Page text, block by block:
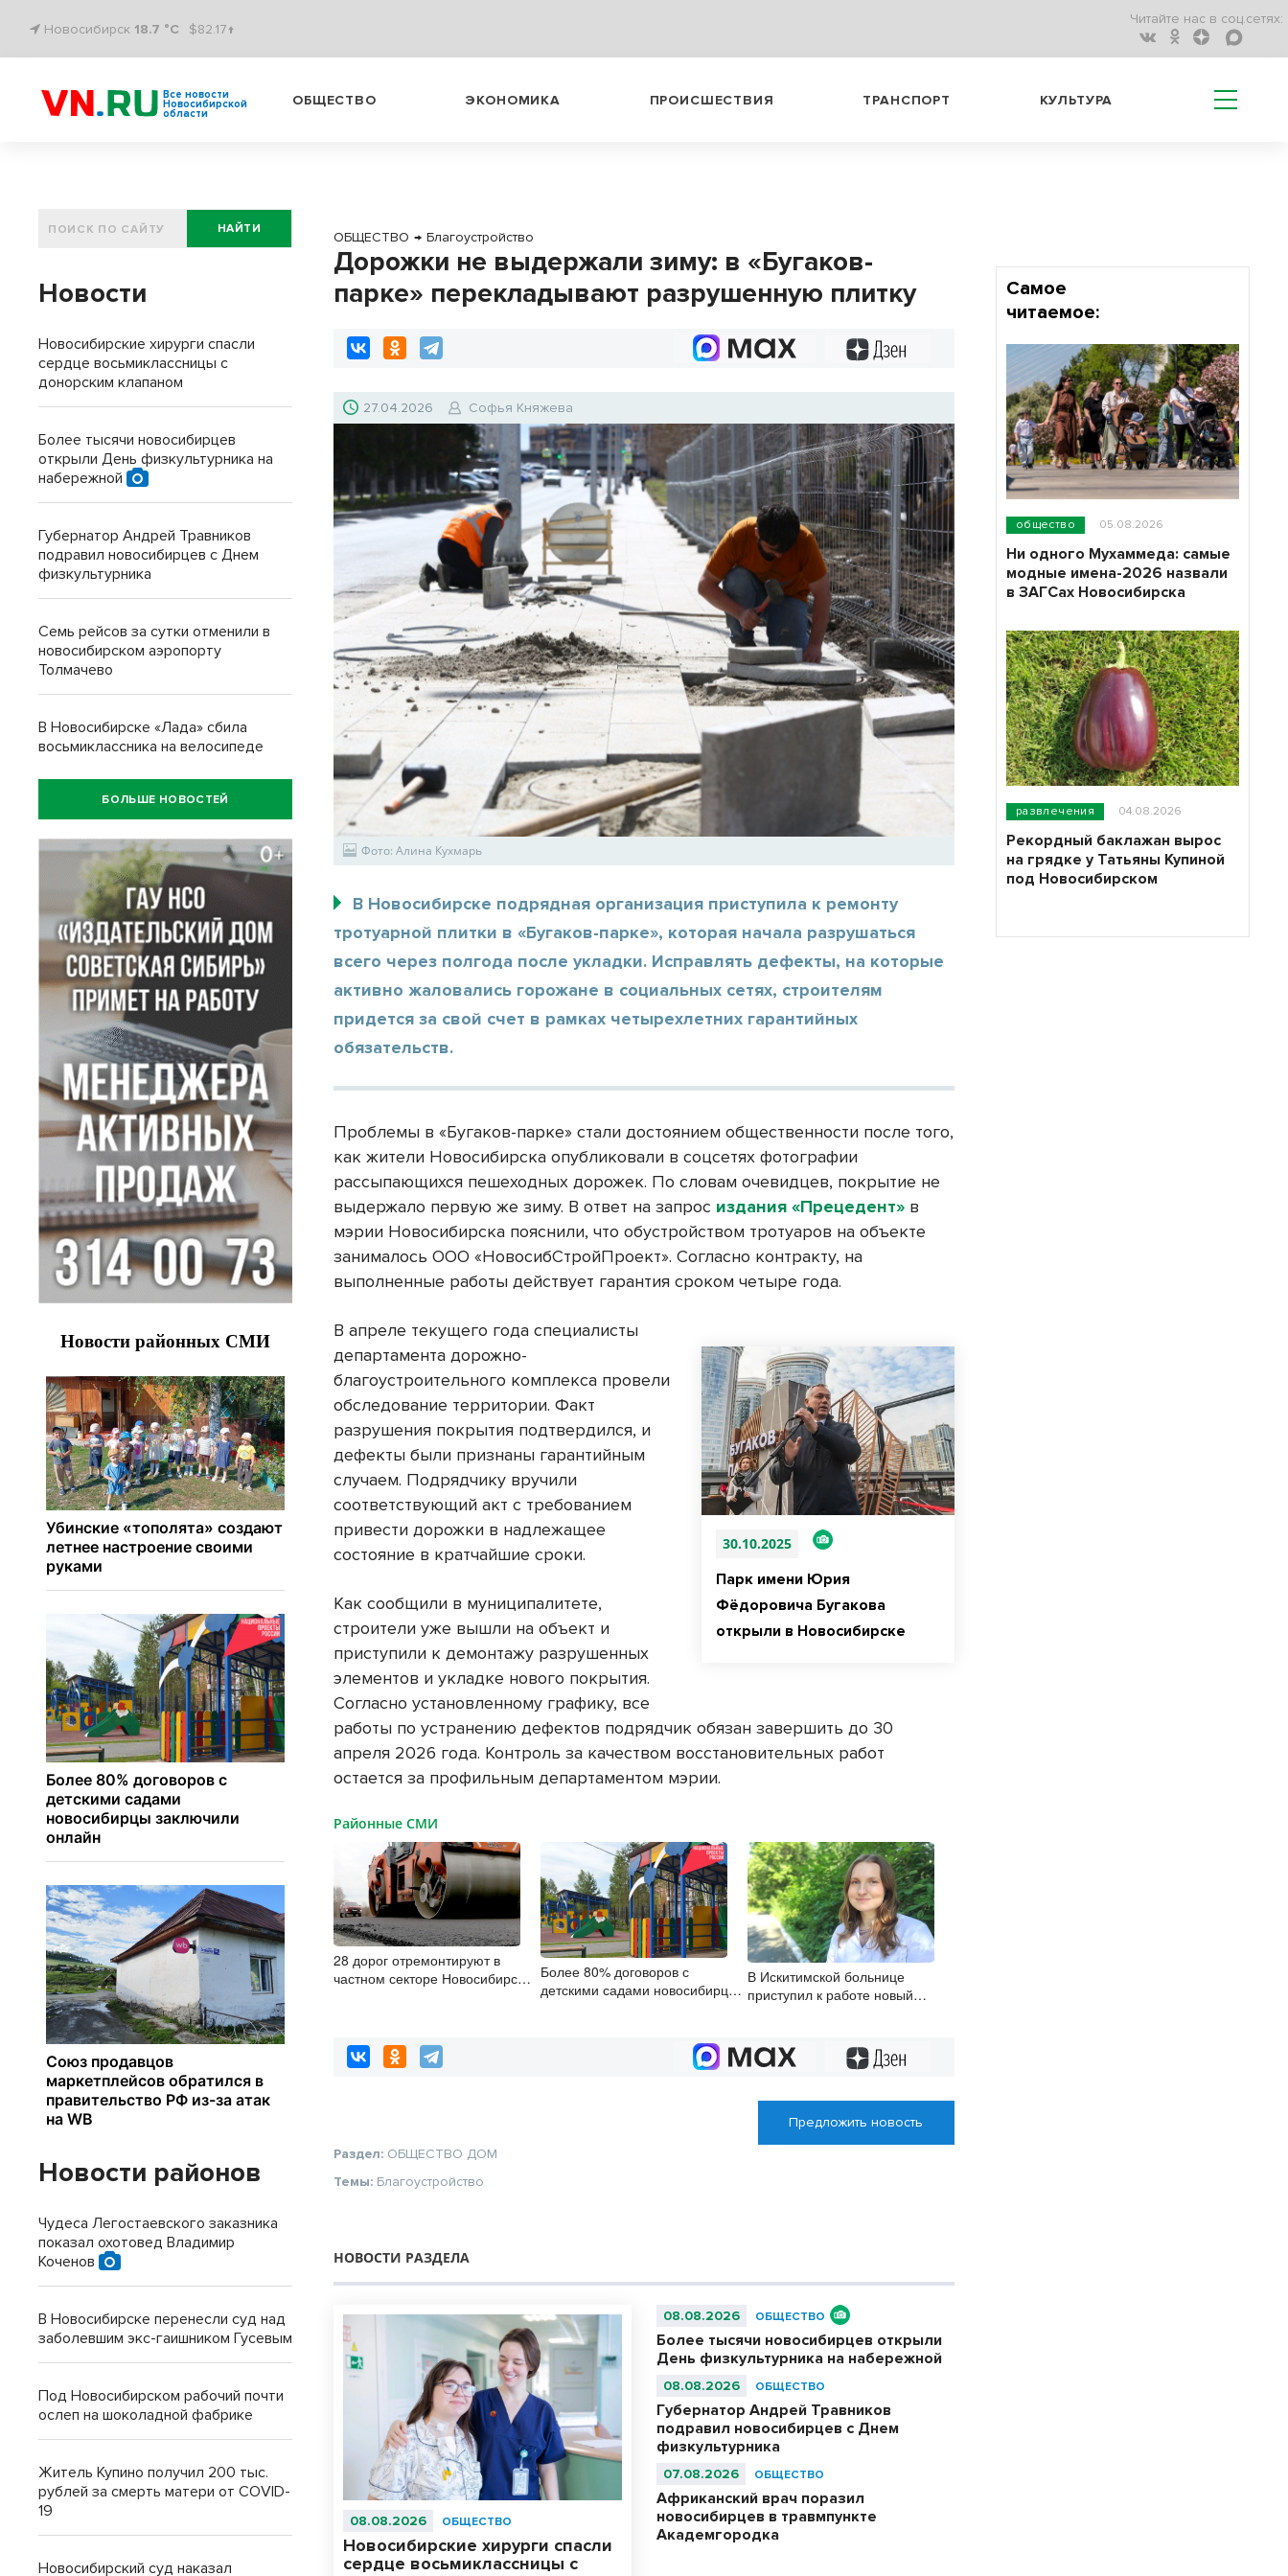
Новосибирск 18.7 °C $82.17↑
Читайте нас в соц.сетях:
Все новости
Новосибирской
области
ОБЩЕСТВО ЭКОНОМИКА ПРОИСШЕСТВИЯ ТРАНСПОРТ КУЛЬТУРА
ОБЩЕСТВО → Благоустройство
Дорожки не выдержали зиму: в «Бугаков-
парке» перекладывают разрушенную плитку
27.04.2026 Софья Княжева
Фото: Алина Кухмарь
В Новосибирске подрядная организация приступила к ремонту
тротуарной плитки в «Бугаков-парке», которая начала разрушаться
всего через полгода после укладки. Исправлять дефекты, на которые
активно жаловались горожане в социальных сетях, строителям
придется за свой счет в рамках четырехлетних гарантийных
обязательств.
Проблемы в «Бугаков-парке» стали достоянием общественности после того,
как жители Новосибирска опубликовали в соцсетях фотографии
рассыпающихся пешеходных дорожек. По словам очевидцев, покрытие не
выдержало первую же зиму. В ответ на запрос издания «Прецедент» в
мэрии Новосибирска пояснили, что обустройством тротуаров на объекте
занималось ООО «НовосибСтройПроект». Согласно контракту, на
выполненные работы действует гарантия сроком четыре года.
30.10.2025
Парк имени Юрия
Фёдоровича Бугакова
открыли в Новосибирске
В апреле текущего года специалисты
департамента дорожно-
благоустроительного комплекса провели
обследование территории. Факт
разрушения покрытия подтвердился, и
дефекты были признаны гарантийным
случаем. Подрядчику вручили
соответствующий акт с требованием
привести дорожки в надлежащее
состояние в кратчайшие сроки.
Как сообщили в муниципалитете,
строители уже вышли на объект и
приступили к демонтажу разрушенных
элементов и укладке нового покрытия.
Согласно установленному графику, все
работы по устранению дефектов подрядчик обязан завершить до 30
апреля 2026 года. Контроль за качеством восстановительных работ
остается за профильным департаментом мэрии.
Районные СМИ
28 дорог отремонтируют в
частном секторе Новосибирска Более 80% договоров с
детскими садами новосибирцы
В Искитимской больнице
приступил к работе новый
Предложить новость
Раздел: ОБЩЕСТВО ДОМ
Темы: Благоустройство
НОВОСТИ РАЗДЕЛА
08.08.2026 ОБЩЕСТВО
Новосибирские хирурги спасли
сердце восьмиклассницы с
08.08.2026 ОБЩЕСТВО
Более тысячи новосибирцев открыли
День физкультурника на набережной
08.08.2026 ОБЩЕСТВО
Губернатор Андрей Травников
подравил новосибирцев с Днем
физкультурника
07.08.2026 ОБЩЕСТВО
Африканский врач поразил
новосибирцев в травмпункте
Академгородка
НАЙТИ
Новости
Новосибирские хирурги спасли
сердце восьмиклассницы с
донорским клапаном
Более тысячи новосибирцев
открыли День физкультурника на
набережной
Губернатор Андрей Травников
подравил новосибирцев с Днем
физкультурника
Семь рейсов за сутки отменили в
новосибирском аэропорту
Толмачево
В Новосибирске «Лада» сбила
восьмиклассника на велосипеде
БОЛЬШЕ НОВОСТЕЙ
Новости районов
Чудеса Легостаевского заказника
показал охотовед Владимир
Коченов
В Новосибирске перенесли суд над
заболевшим экс-гаишником Гусевым
Под Новосибирском рабочий почти
ослеп на шоколадной фабрике
Житель Купино получил 200 тыс.
рублей за смерть матери от COVID-
19
Новосибирский суд наказал
Самое
читаемое:
общество 05.08.2026
Ни одного Мухаммеда: самые
модные имена-2026 назвали
в ЗАГСах Новосибирска
развлечения 04.08.2026
Рекордный баклажан вырос
на грядке у Татьяны Купиной
под Новосибирском